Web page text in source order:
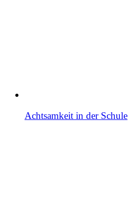
Achtsamkeit in der Schule